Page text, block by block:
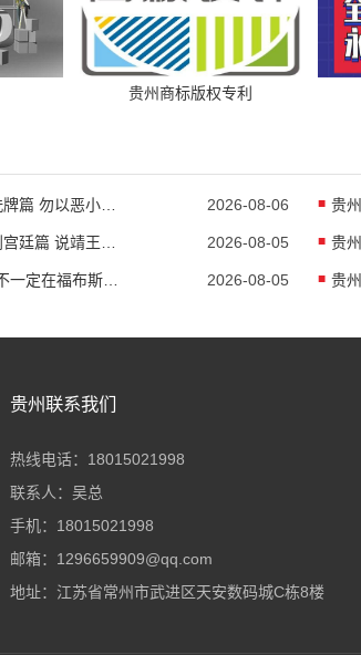
贵州商标版权专利
2026-08-06
2026-08-05
2026-08-05
贵州联系我们
热线电话：18015021998
联系人：吴总
手机：18015021998
邮箱：1296659909@qq.com
地址：江苏省常州市武进区天安数码城C栋8楼